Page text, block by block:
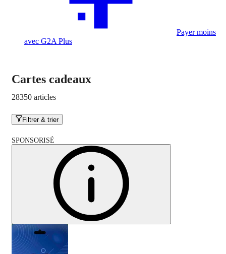
Payer moins
avec G2A Plus
Cartes cadeaux
28350 articles
Filtrer & trier
SPONSORISÉ